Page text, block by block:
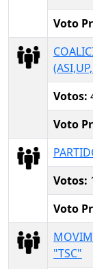
Voto
Votos:
Voto
Votos:
Voto
"TSC"